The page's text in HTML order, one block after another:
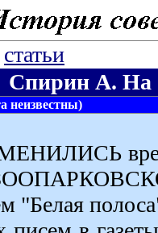
статьи
Спирин А.
неизвестны)
"Белая